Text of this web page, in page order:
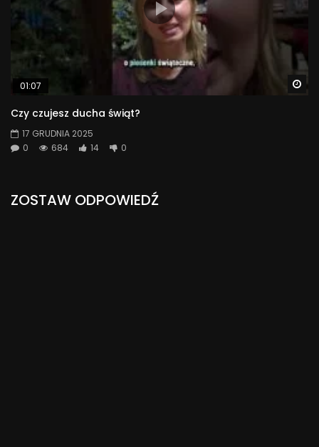
01:07
Czy czujesz ducha świąt?
17 GRUDNIA 2025
0
684 14 0
ZOSTAW ODPOWIEDŹ